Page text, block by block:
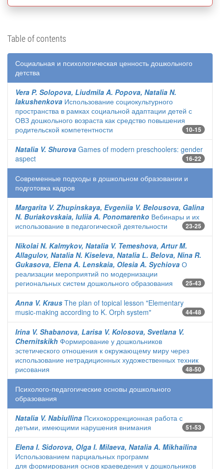
Table of contents
Социальная и психологическая ценность дошкольного
детства
Vera P. Solopova, Liudmila A. Popova, Natalia N.
Iakushenkova Использование социокультурного
пространства в рамках социальной адаптации детей с
ОВЗ дошкольного возраста как средство повышения
родительской компетентности
10-15
Natalia V. Shurova Games of modern preschoolers: gender
aspect
16-22
Современные подходы в дошкольном образовании и
подготовка кадров
Margarita V. Zhupinskaya, Evgeniia V. Belousova, Galina
N. Buriakovskaia, Iuliia A. Ponomarenko Вебинары и их
использование в педагогической деятельности
23-25
Nikolai N. Kalmykov, Natalia V. Temeshova, Artur M.
Allagulov, Natalia N. Kiseleva, Natalia L. Belova, Nina R.
Gukasova, Elena A. Lenskaia, Olesia A. Sychiova О
реализации мероприятий по модернизации
региональных систем дошкольного образования
25-43
Anna V. Kraus The plan of topical lesson "Elementary
music-making according to K. Orph system"
44-48
Irina V. Shabanova, Larisa V. Kolosova, Svetlana V.
Chernitskikh Формирование у дошкольников
эстетического отношения к окружающему миру через
использование нетрадиционных художественных техник
рисования
48-50
Психолого-педагогические основы дошкольного
образования
Natalia V. Nabiullina Психокоррекционная работа с
детьми, имеющими нарушения внимания
51-53
Elena I. Sidorova, Olga I. Milaeva, Natalia A. Mikhailina
Использованием парциальных программ
для формирования основ краеведения у дошкольников